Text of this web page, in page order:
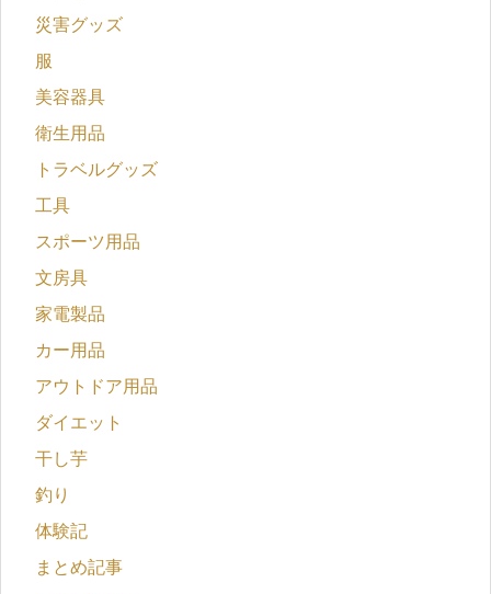
災害グッズ
服
美容器具
衛生用品
トラベルグッズ
工具
スポーツ用品
文房具
家電製品
カー用品
アウトドア用品
ダイエット
干し芋
釣り
体験記
まとめ記事